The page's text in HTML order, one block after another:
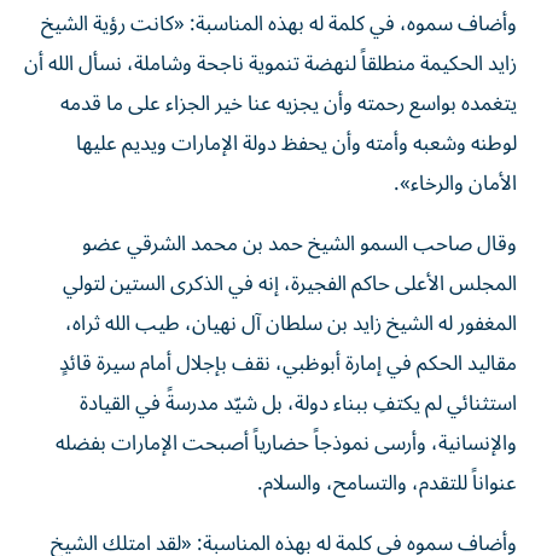
وأضاف سموه، في كلمة له بهذه المناسبة: «كانت رؤية الشيخ
زايد الحكيمة منطلقاً لنهضة تنموية ناجحة وشاملة، نسأل الله أن
يتغمده بواسع رحمته وأن يجزيه عنا خير الجزاء على ما قدمه
لوطنه وشعبه وأمته وأن يحفظ دولة الإمارات ويديم عليها
الأمان والرخاء».
وقال صاحب السمو الشيخ حمد بن محمد الشرقي عضو
المجلس الأعلى حاكم الفجيرة، إنه في الذكرى الستين لتولي
المغفور له الشيخ زايد بن سلطان آل نهيان، طيب الله ثراه،
مقاليد الحكم في إمارة أبوظبي، نقف بإجلال أمام سيرة قائدٍ
استثنائي لم يكتفِ ببناء دولة، بل شيّد مدرسةً في القيادة
والإنسانية، وأرسى نموذجاً حضارياً أصبحت الإمارات بفضله
عنواناً للتقدم، والتسامح، والسلام.
وأضاف سموه في كلمة له بهذه المناسبة: «لقد امتلك الشيخ